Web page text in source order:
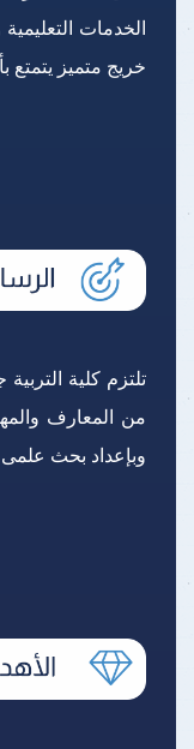
الخدمات التعليمية
خريج متميز يتمتع
تلتزم كلية
من المعارف
وبإعداد بحث علمى